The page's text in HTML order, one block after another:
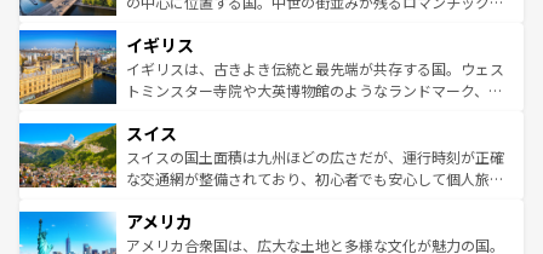
いる。シャンパンの発祥地であるランス、プロヴァンスの
香り高いラベンダー畑など、多彩な楽しみ方が可能だ。さ
らに、パリ以外の地域にも魅力が溢れており、どの街角に
れる地方に足を運ぶとそれぞれで全く異なる文化を体験で
きるだろう。 なお、新着のフランス情報はコンテンツ一覧
を参照してほしい。
顔を持つこの国は、どこを歩いても飽きることがない。ベ
ルリンの文化的活気、バイエルン州のアルプスの絶景、そ
してライン川沿いのワイン畑といった風景は必見。ビール
は、お酒好きな人にはぜひ体験してほしい。 なお、新着の
ドイツ情報はコンテンツ一覧を参照してほしい。
イギリス
イギリスは、古きよき伝統と最先端が共存する国。ウェス
トミンスター寺院や大英博物館のようなランドマーク、歴
リアごとに異なる魅力がある。また、優雅なアフタヌーン
ティー、ビール好きにはたまらない英国パブ、サッカー観
戦など、本場だからこそできる体験も豊富。イギリスを旅
ンツ一覧を参照してほしい。
スイス
スイスの国土面積は九州ほどの広さだが、運行時刻が正確
な交通網が整備されており、初心者でも安心して個人旅行
の建物がそのまま残る町や、スイスならではのユニークな
博物館もあり、アルプス観光だけでなく町歩きも満喫する
アメリカ
アメリカ合衆国は、広大な土地と多様な文化が魅力の国。